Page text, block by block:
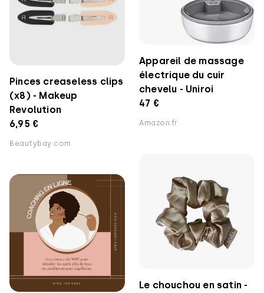
Appareil de massage
électrique du cuir
chevelu - Uniroi
47 €
Amazon.fr
Pinces creaseless clips
(x8) - Makeup
Revolution
6,95 €
Beautybay.com
Le chouchou en satin -